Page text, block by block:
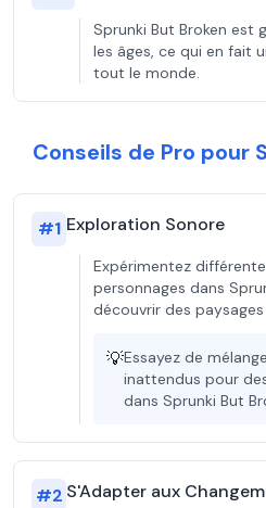
Sprunki But Broken
les âges, ce qui en fait
tout le monde.
Conseils de Pro pour
#1 Exploration Sonore
Expérimentez
personnages dans
découvrir des
💡Essayez de
inattendus pour
dans Sprunki But
#2 S'Adapter aux